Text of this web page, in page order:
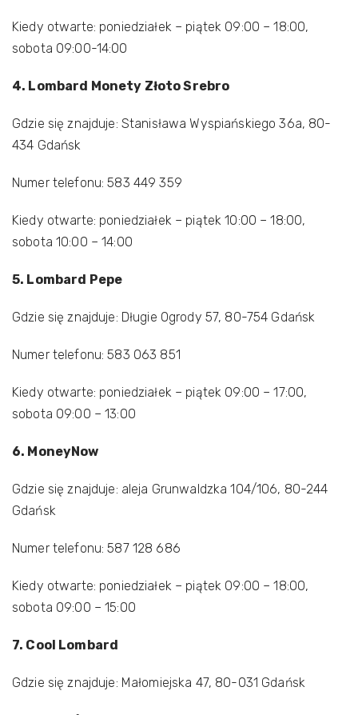
Kiedy otwarte: poniedziałek – piątek 09:00 – 18:00,
sobota 09:00-14:00
4. Lombard Monety Złoto Srebro
Gdzie się znajduje: Stanisława Wyspiańskiego 36a, 80-
434 Gdańsk
Numer telefonu: 583 449 359
Kiedy otwarte: poniedziałek – piątek 10:00 – 18:00,
sobota 10:00 – 14:00
5. Lombard Pepe
Gdzie się znajduje: Długie Ogrody 57, 80-754 Gdańsk
Numer telefonu: 583 063 851
Kiedy otwarte: poniedziałek – piątek 09:00 – 17:00,
sobota 09:00 – 13:00
6. MoneyNow
Gdzie się znajduje: aleja Grunwaldzka 104/106, 80-244
Gdańsk
Numer telefonu: 587 128 686
Kiedy otwarte: poniedziałek – piątek 09:00 – 18:00,
sobota 09:00 – 15:00
7. Cool Lombard
Gdzie się znajduje: Małomiejska 47, 80-031 Gdańsk